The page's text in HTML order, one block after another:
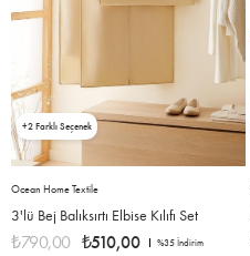
Ocean Home Textile
3'lü Bej Balıksırtı Elbise Kılıfı Set
₺510,00
₺790,00 %35İndirim
2